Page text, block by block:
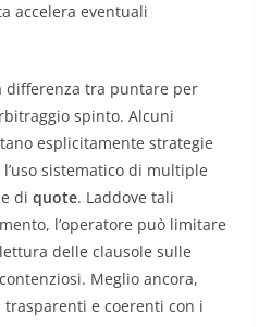
accelera eventuali
differenza tra puntare per
spinto. Alcuni
esplicitamente strategie
sistematico di multiple
di quote. Laddove tali
l’operatore può limitare
delle clausole sulle
Meglio ancora,
e coerenti con i